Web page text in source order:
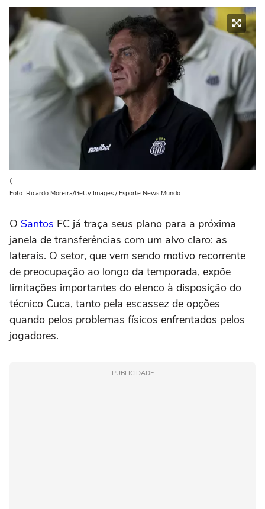
(
Foto: Ricardo Moreira/Getty Images / Esporte News Mundo
O Santos FC já traça seus plano para a próxima
janela de transferências com um alvo claro: as
laterais. O setor, que vem sendo motivo recorrente
de preocupação ao longo da temporada, expõe
limitações importantes do elenco à disposição do
técnico Cuca, tanto pela escassez de opções
quando pelos problemas físicos enfrentados pelos
jogadores.
PUBLICIDADE